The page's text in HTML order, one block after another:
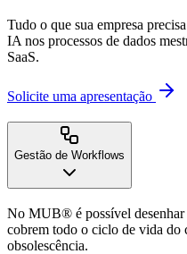
Tudo o que sua empresa
IA nos processos de dados
SaaS.
Solicite uma apresentação
Gestão de Workflows
No MUB® é possível desenhar
cobrem todo o ciclo de vida do
obsolescência.